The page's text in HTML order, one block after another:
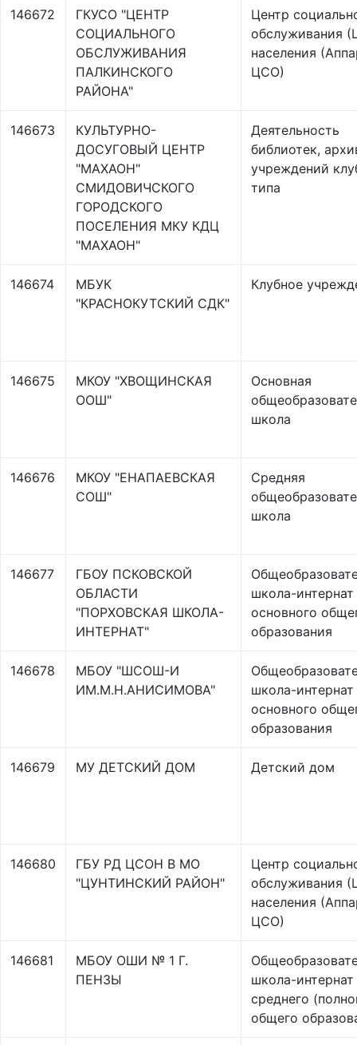
146672
ГКУСО "ЦЕНТР
СОЦИАЛЬНОГО
ОБСЛУЖИВАНИЯ
ПАЛКИНСКОГО
РАЙОНА"
Центр
обслуживания
населения
ЦСО)
146673
КУЛЬТУРНО-
ДОСУГОВЫЙ ЦЕНТР
"МАХАОН"
СМИДОВИЧСКОГО
ГОРОДСКОГО
ПОСЕЛЕНИЯ МКУ КДЦ
"МАХАОН"
Деятельность
библиотек,
учреждений
типа
146674
МБУК
"КРАСНОКУТСКИЙ СДК"
Клубное
146675
МКОУ "ХВОЩИНСКАЯ
ООШ"
Основная
школа
146676
МКОУ "ЕНАПАЕВСКАЯ
СОШ"
Средняя
школа
146677
ГБОУ ПСКОВСКОЙ
ОБЛАСТИ
"ПОРХОВСКАЯ ШКОЛА-
ИНТЕРНАТ"
школа-интернат
основного
образования
146678
МБОУ "ШСОШ-И
ИМ.М.Н.АНИСИМОВА"
школа-интернат
основного
образования
146679 МУ ДЕТСКИЙ ДОМ Детский дом
146680
ГБУ РД ЦСОН В МО
"ЦУНТИНСКИЙ РАЙОН"
Центр
обслуживания
населения
ЦСО)
146681
МБОУ ОШИ № 1 Г.
ПЕНЗЫ
школа-интернат
среднего
общего